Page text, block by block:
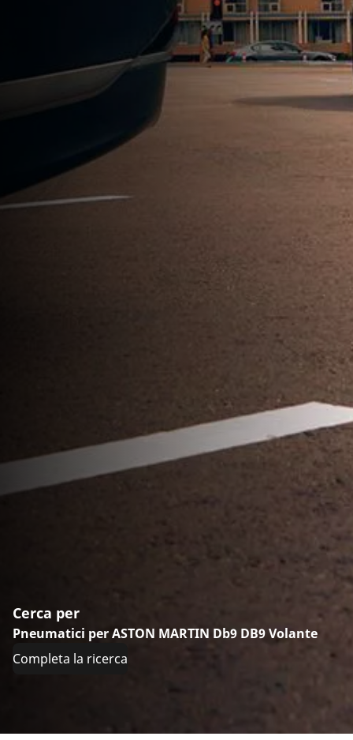
Cerca per
Pneumatici per ASTON MARTIN Db9 DB9 Volante
Completa la ricerca